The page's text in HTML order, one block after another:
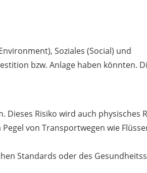
Soziales (Social) und
bzw. Anlage haben könnten.
Risiko wird auch physisches
von Transportwegen wie
Standards oder des